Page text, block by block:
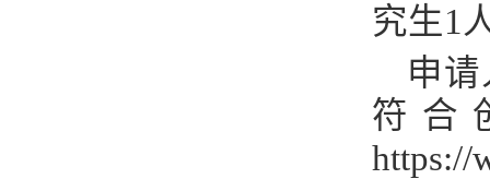
究生1
申
符合
https://